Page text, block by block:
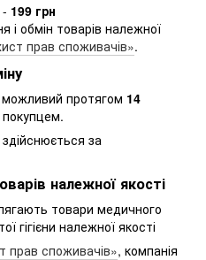
199 грн
і обмін товарів належної
прав споживачів».
можливий протягом 14
здійснюється за
належної якості
товари медичного
гігієни належної якості
прав споживачів», компанія